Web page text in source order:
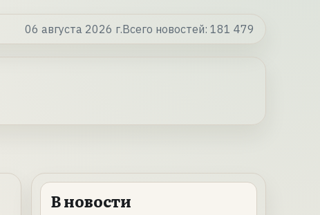
06 августа 2026 г.Всего новостей: 181 479
В новости